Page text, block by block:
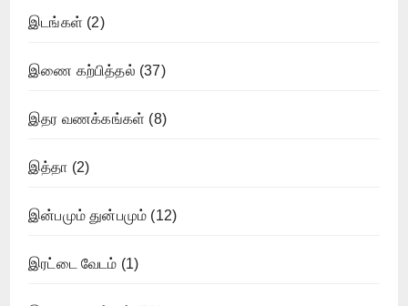
இடங்கள் (2)
இணை கற்பித்தல் (37)
இதர வணக்கங்கள் (8)
இத்தா (2)
இன்பமும் துன்பமும் (12)
இரட்டை வேடம் (1)